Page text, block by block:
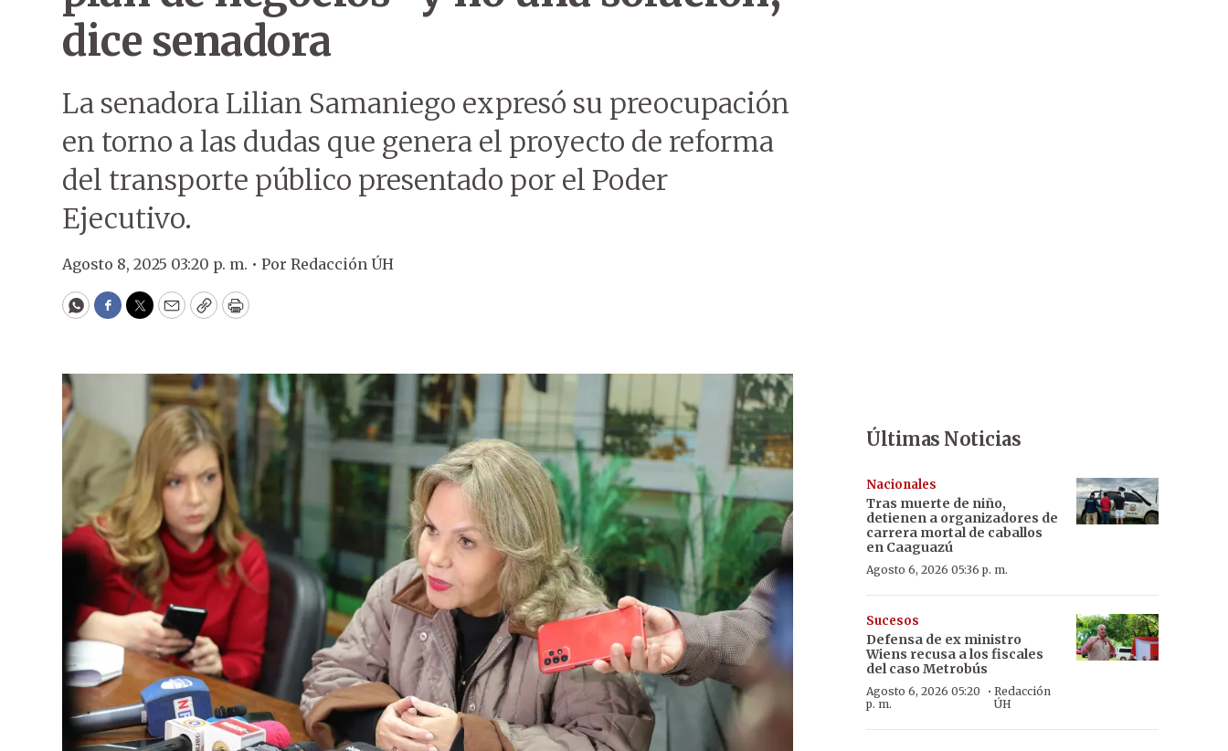
dice senadora
La senadora Lilian Samaniego expresó su preocupación
en torno a las dudas que genera el proyecto de reforma
del transporte público presentado por el Poder
Ejecutivo.
Agosto 8, 2025 03:20 p. m. • Por Redacción ÚH
WhatsApp
Facebook
Twitter
EmailCopyPrint
Últimas Noticias
Nacionales
Tras muerte de niño,
detienen a organizadores de
carrera mortal de caballos
en Caaguazú
Agosto 6, 2026 05:36 p. m.
Sucesos
Defensa de ex ministro
Wiens recusa a los fiscales
del caso Metrobús
Agosto 6, 2026 05:20
p. m.
· Redacción
ÚH